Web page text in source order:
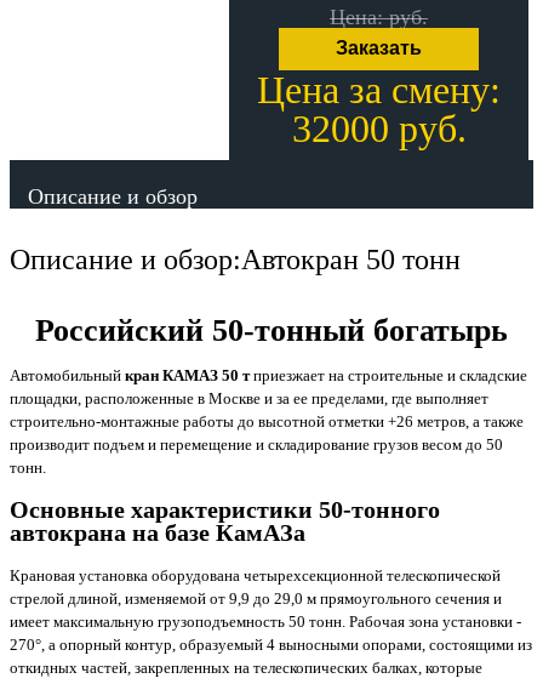
Цена: руб.
Заказать
Цена за смену:
32000 руб.
Описание и обзор
Описание и обзор:Автокран 50 тонн
Российский 50-тонный богатырь
Автомобильный кран КАМАЗ 50 тприезжает на строительные и складские
площадки, расположенные в Москве и за ее пределами, где выполняет
строительно-монтажные работы до высотной отметки +26 метров, а также
производит подъем и перемещение и складирование грузов весом до 50
тонн.
Основные характеристики 50-тонного
автокрана на базе КамАЗа
Крановая установка оборудована четырехсекционной телескопической
стрелой длиной, изменяемой от 9,9 до 29,0 м прямоугольного сечения и
имеет максимальную грузоподъемность 50 тонн. Рабочая зона установки -
270°, а опорный контур, образуемый 4 выносными опорами, состоящими из
откидных частей, закрепленных на телескопических балках, которые